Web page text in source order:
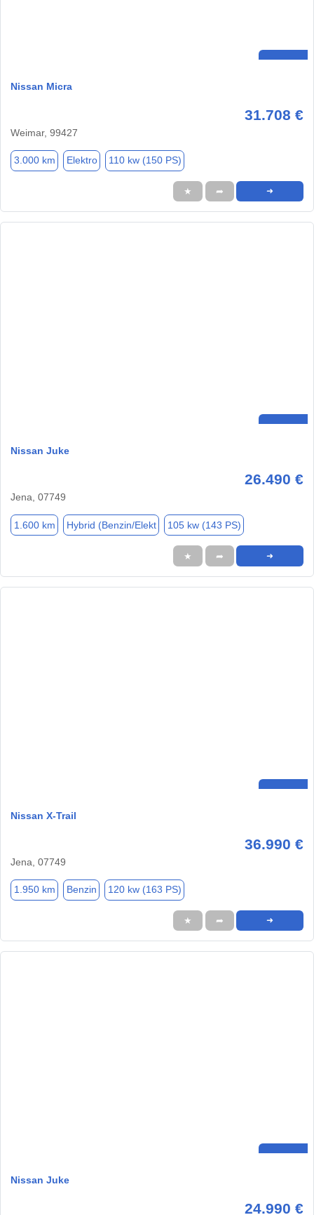
Nissan Micra
31.708 €
Weimar, 99427
3.000 km Elektro 110 kw (150 PS)
★ ➦ ➜
Nissan Juke
26.490 €
Jena, 07749
1.600 km Hybrid (Benzin/Elekt 105 kw (143 PS)
★ ➦ ➜
Nissan X-Trail
36.990 €
Jena, 07749
1.950 km Benzin 120 kw (163 PS)
★ ➦ ➜
Nissan Juke
24.990 €